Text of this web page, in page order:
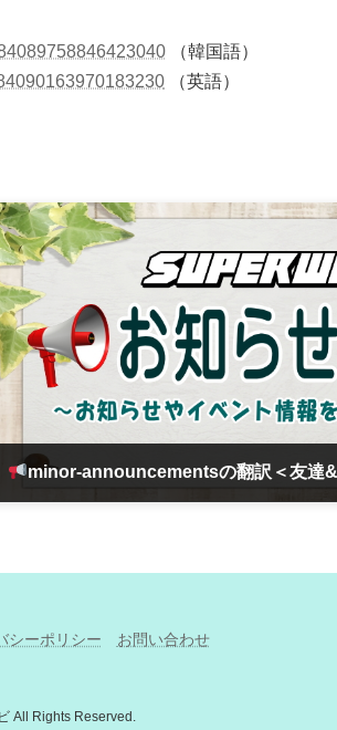
（韓国語）
（英語）
minor-announcementsの翻訳＜友達
シーポリシー お問い合わせ
All Rights Reserved.